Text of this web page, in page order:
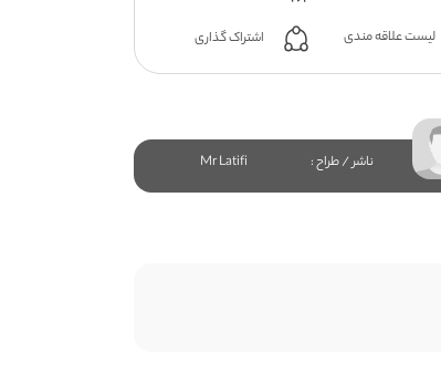
لیست علاقه مندی اشتراک گذاری
ناشر / طراح : Mr Latifi